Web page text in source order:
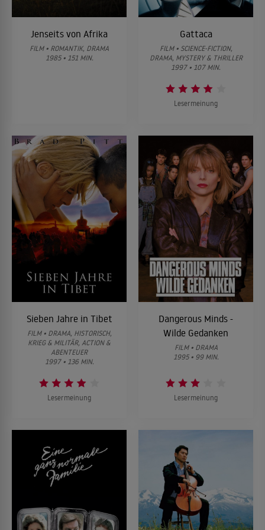
Jenseits von Afrika
FILM • ROMANTIK, DRAMA
1985 • 151 MIN.
Gattaca
FILM • SCIENCE-FICTION,
DRAMA, MYSTERY & THRILLER
1997 • 107 MIN.
Lesermeinung
Sieben Jahre in Tibet
FILM • DRAMA, HISTORISCH,
KRIEG & MILITÄR, ACTION &
ABENTEUER
1997 • 136 MIN.
Lesermeinung
Dangerous Minds -
Wilde Gedanken
FILM • DRAMA
1995 • 99 MIN.
Lesermeinung